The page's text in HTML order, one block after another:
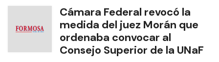
Cámara Federal revocó la
medida del juez Morán que
ordenaba convocar al
Consejo Superior de la UNaF